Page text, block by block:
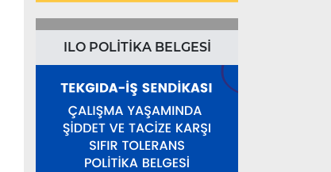
ILO POLİTİKA BELGESİ